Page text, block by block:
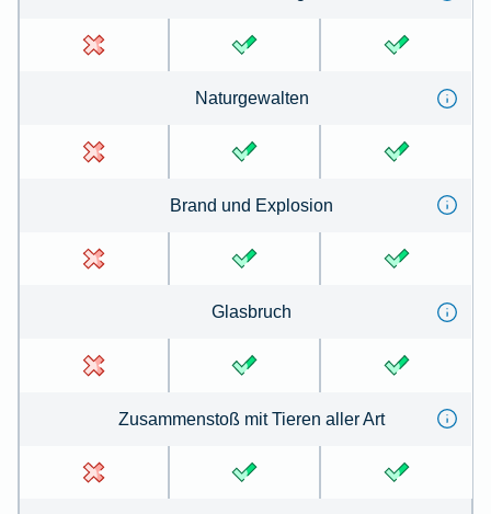
Na­tur­ge­wal­ten
Brand und Ex­plo­sion
Glas­bruch
Zu­sammen­stoß mit Tie­ren aller Art